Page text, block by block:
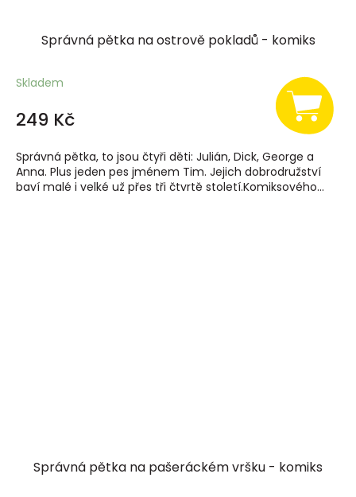
Správná pětka na ostrově pokladů - komiks
Skladem
249 Kč
Správná pětka, to jsou čtyři děti: Julián, Dick, George a
Anna. Plus jeden pes jménem Tim. Jejich dobrodružství
baví malé i velké už přes tři čtvrtě století.Komiksového...
Správná pětka na pašeráckém vršku - komiks